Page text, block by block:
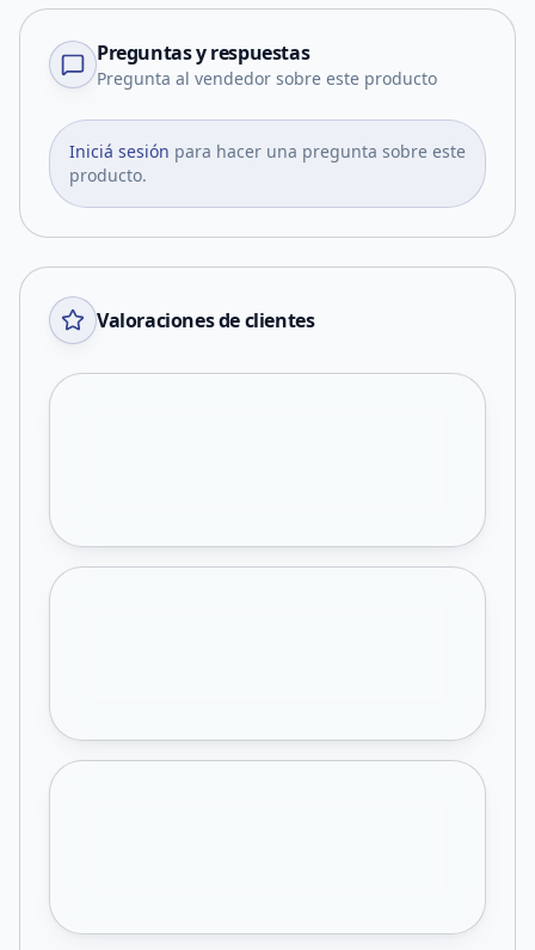
Preguntas y respuestas
Pregunta al vendedor sobre este producto
Iniciá sesión para hacer una pregunta sobre este
producto.
Valoraciones de clientes